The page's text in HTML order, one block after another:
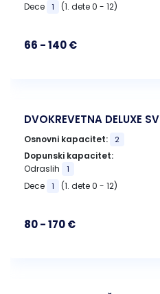
Dece 1 (1. dete 0 - 12)
66 - 140 €
DVOKREVETNA DELUXE SV
Osnovni kapacitet: 2
Dopunski kapacitet:
Odraslih
1
Dece 1 (1. dete 0 - 12)
80 - 170 €